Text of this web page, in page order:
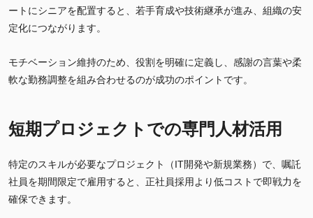
ートにシニアを配置すると、若手育成や技術継承が進み、組織の安
定化につながります。
モチベーション維持のため、役割を明確に定義し、感謝の言葉や柔
軟な勤務調整を組み合わせるのが成功のポイントです。
短期プロジェクトでの専門人材活用
特定のスキルが必要なプロジェクト（IT開発や新規業務）で、嘱託
社員を期間限定で雇用すると、正社員採用より低コストで即戦力を
確保できます。